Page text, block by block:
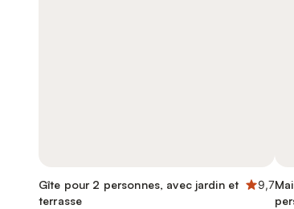
Gîte pour 2 personnes, avec jardin et
terrasse
9,7